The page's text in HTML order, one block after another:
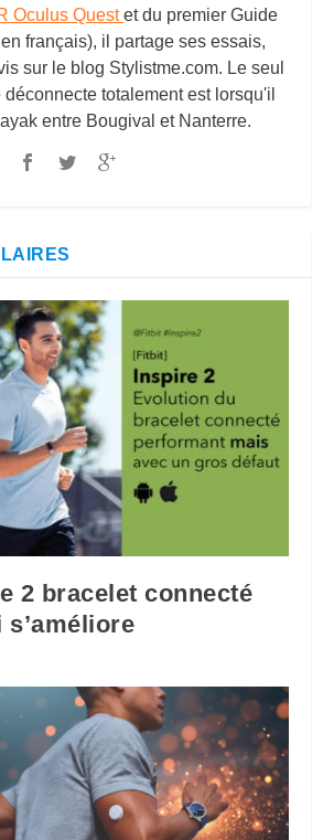
Oculus Questet du premier Guide
français), il partage ses essais,
sur le blog Stylistme.com. Le seul
totalement est lorsqu'il
entre Bougival et Nanterre.
2 bracelet connecté